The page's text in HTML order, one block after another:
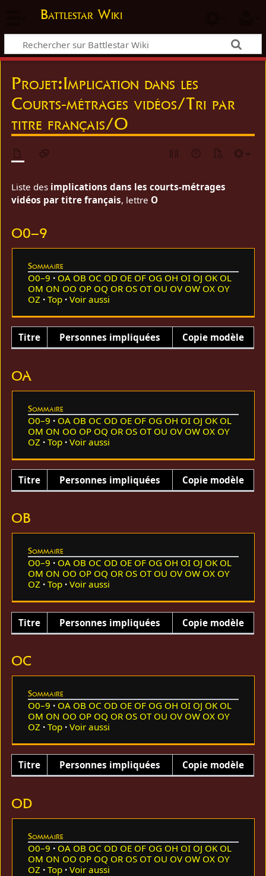
Battlestar Wiki
Projet:Implication dans les
Courts-métrages vidéos/Tri par
titre français/O
Liste des implications dans les courts-métrages
vidéos par titre français, lettre O
O0–9
Sommaire
O0–9 OA OB OC OD OE OF OG OH OI OJ OK OL
OM ON OO OP OQ OR OS OT OU OV OW OX OY
OZ
Top Voir aussi
Titre Personnes impliquées Copie modèle
OA
Sommaire
O0–9 OA OB OC OD OE OF OG OH OI OJ OK OL
OM ON OO OP OQ OR OS OT OU OV OW OX OY
OZ
Top Voir aussi
Titre Personnes impliquées Copie modèle
OB
Sommaire
O0–9 OA OB OC OD OE OF OG OH OI OJ OK OL
OM ON OO OP OQ OR OS OT OU OV OW OX OY
OZ
Top Voir aussi
Titre Personnes impliquées Copie modèle
OC
Sommaire
O0–9 OA OB OC OD OE OF OG OH OI OJ OK OL
OM ON OO OP OQ OR OS OT OU OV OW OX OY
OZ
Top Voir aussi
Titre Personnes impliquées Copie modèle
OD
Sommaire
O0–9 OA OB OC OD OE OF OG OH OI OJ OK OL
OM ON OO OP OQ OR OS OT OU OV OW OX OY
OZ
Top Voir aussi